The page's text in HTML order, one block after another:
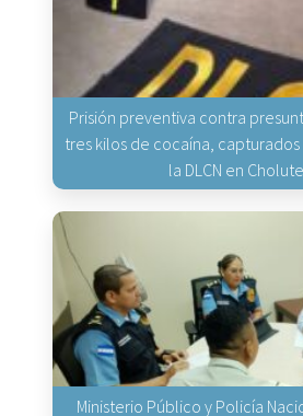
Prisión preventiva contra
tres kilos de cocaína,
la DLCN en
Ministerio Público y Policía